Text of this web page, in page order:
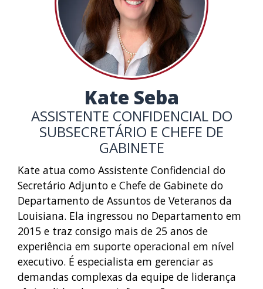
Kate Seba
ASSISTENTE CONFIDENCIAL DO
SUBSECRETÁRIO E CHEFE DE
GABINETE
Kate atua como Assistente Confidencial do
Secretário Adjunto e Chefe de Gabinete do
Departamento de Assuntos de Veteranos da
Louisiana. Ela ingressou no Departamento em
2015 e traz consigo mais de 25 anos de
experiência em suporte operacional em nível
executivo. É especialista em gerenciar as
demandas complexas da equipe de liderança